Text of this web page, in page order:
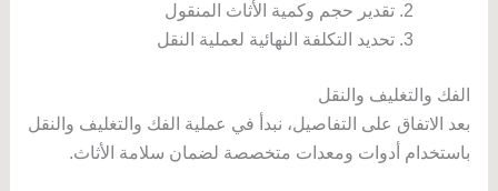
تقدير حجم وكمية الأثاث المنقول
تحديد التكلفة النهائية لعملية النقل
الفك والتغليف والنقل
بعد الاتفاق على التفاصيل، نبدأ في عملية الفك والتغليف والنقل
باستخدام أدوات ومعدات متخصصة لضمان سلامة الأثاث.